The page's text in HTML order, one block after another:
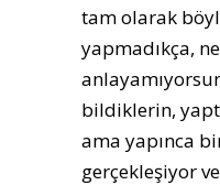
tam olarak
yapmadıkça,
bildiklerin,
ama yapınca
gerçekleşiyor